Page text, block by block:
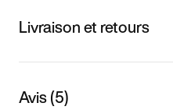
Livraison et retours
Avis (5)